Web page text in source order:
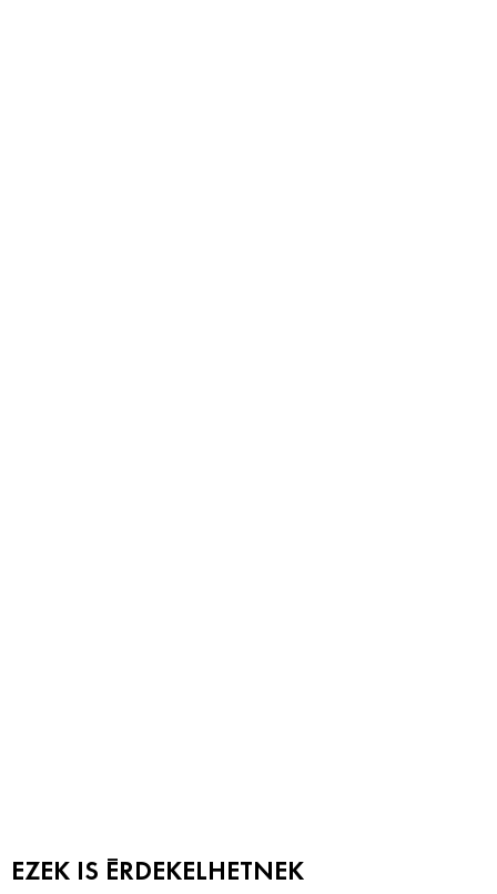
EZEK IS ÉRDEKELHETNEK